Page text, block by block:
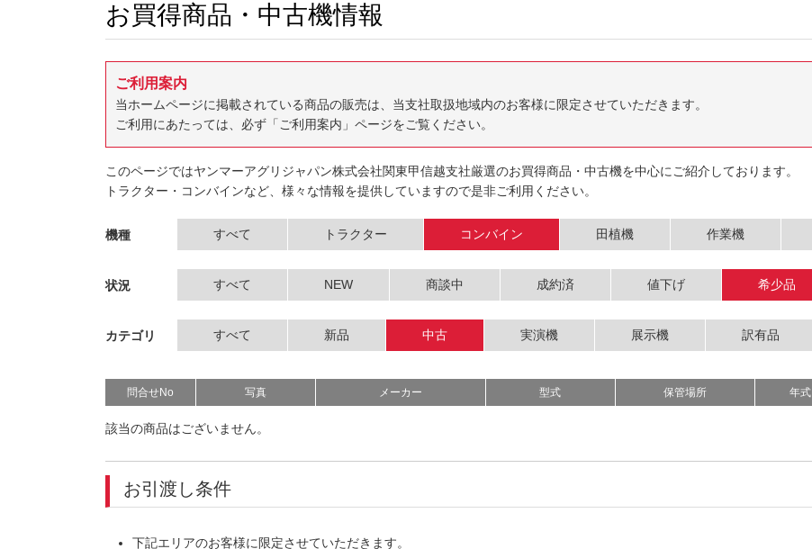
お買得商品・中古機情報
ご利用案内
当ホームページに掲載されている商品の販売は、当支社取扱地域内のお客様に限定させていただきます。
ご利用にあたっては、必ず「ご利用案内」ページをご覧ください。
このページではヤンマーアグリジャパン株式会社関東甲信越支社厳選のお買得商品・中古機を中心にご紹介しております。
トラクター・コンバインなど、様々な情報を提供していますので是非ご利用ください。
機種 すべて トラクター コンバイン 田植機 作業機
状況 すべて NEW 商談中 成約済 値下げ 希少品
カテゴリ すべて 新品 中古 実演機 展示機 訳有品
問合せNo 写真 メーカー 型式 保管場所 年式
該当の商品はございません。
お引渡し条件
下記エリアのお客様に限定させていただきます。